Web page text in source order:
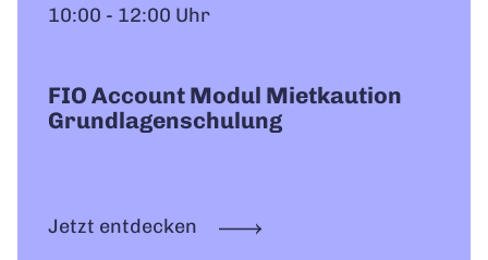
10:00 - 12:00 Uhr
FIO Account Modul Mietkaution
Grundlagenschulung
Jetzt entdecken